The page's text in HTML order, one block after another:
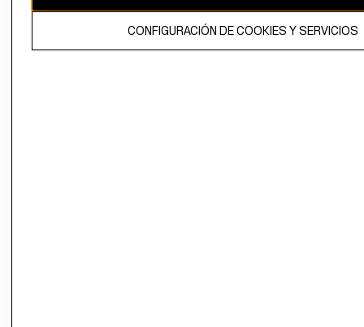
El contenido de esta página web está protegido por copyright y es
propiedad de H&M Hennes & Mauritz AB.
CONFIGURACIÓN DE COOKIES Y SERVICIOS